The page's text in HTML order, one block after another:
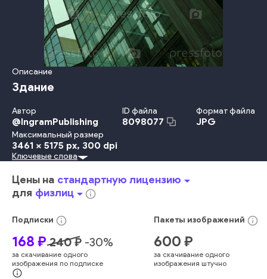
Описание
Здание
Автор
@IngramPublishing
ID файла
8098077
Формат файла
JPG
Максимальный размер
3461 x 5175 px, 300 dpi
В Помещении Офис
Небоскрёб Канада Городское Место Действия
Внешний Вид Здания
Городская Жизнь
Офисное Здание
Центр Города
Строительная Отрасль
Архитектура И Здания Стекло Свет Стена
цвет зеленый цвет
торговля
корпоративный
Ключевые слова
Цены на стандартную лицензиюarrow_drop_down
для физлицarrow_drop_downinfo_outline
Подписки info_outline
168 ₽ 240₽ -30%
за скачивание одного
изображения по подписке
info_outline
Пакеты изображений info_outline
600 ₽
за скачивание одного
изображения штучно